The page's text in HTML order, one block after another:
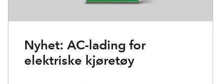
Nyhet: AC-lading for
elektriske kjøretøy